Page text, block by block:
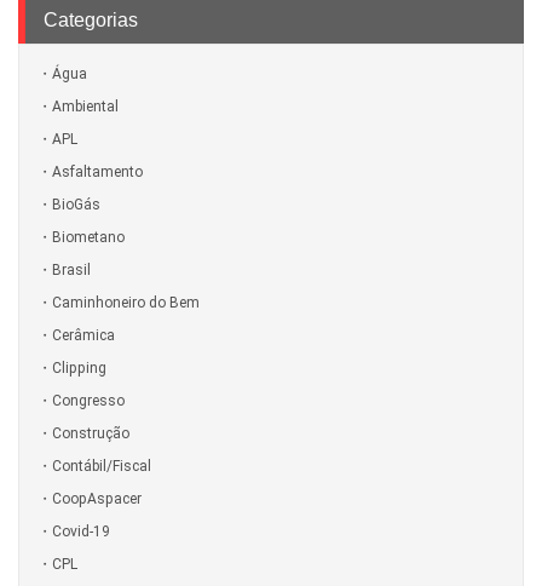
Categorias
Água
Ambiental
APL
Asfaltamento
BioGás
Biometano
Brasil
Caminhoneiro do Bem
Cerâmica
Clipping
Congresso
Construção
Contábil/Fiscal
CoopAspacer
Covid-19
CPL